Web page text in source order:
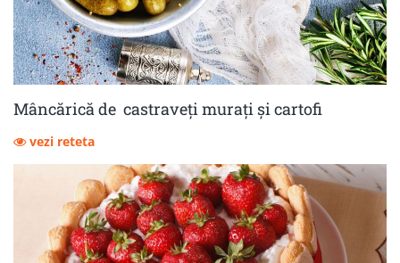
Mâncărică de castraveţi muraţi şi cartofi
vezi reteta